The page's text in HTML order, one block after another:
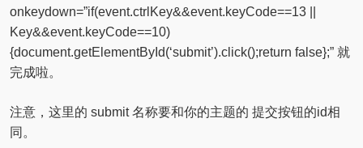
onkeydown=”if(event.ctrlKey&&event.keyCode==13 ||
Key&&event.keyCode==10)
{document.getElementById(‘submit’).click();return false};” 就
完成啦。
注意，这里的 submit 名称要和你的主题的 提交按钮的id相
同。